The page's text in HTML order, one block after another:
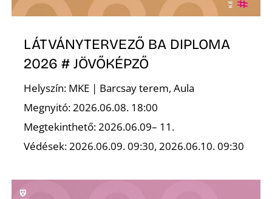
LÁTVÁNYTERVEZŐ BA DIPLOMA
2026 # JÖVŐKÉPZŐ
Helyszín: MKE | Barcsay terem, Aula
Megnyitó: 2026.06.08. 18:00
Megtekinthető: 2026.06.09– 11.
Védések: 2026.06.09. 09:30, 2026.06.10. 09:30